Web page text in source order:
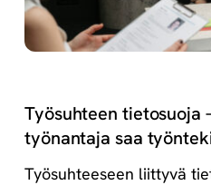
Työsuhteen tietosuoja
työnantaja saa
Työsuhteeseen liittyvä